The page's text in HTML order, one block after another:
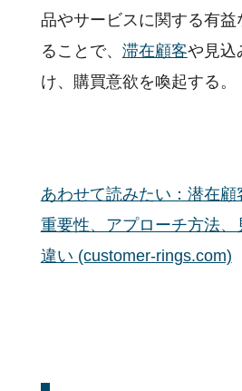
品やサービスに関する有益
ることで、 滞在顧客や見込
け、購買意欲を喚起する。
あわせて読みたい：潜在顧
重要性、アプローチ方法
違い (customer-rings.com)